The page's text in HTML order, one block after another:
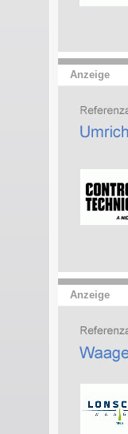
Anzeige
Anzeige